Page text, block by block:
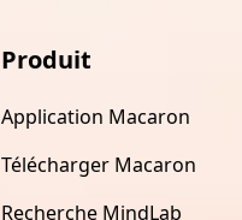
Produit
Application Macaron
Télécharger Macaron
Recherche MindLab